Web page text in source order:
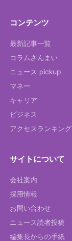
コンテンツ
最新記事一覧
コラムざんまい
ニュース pickup
マネー
キャリア
ビジネス
アクセスランキング
サイトについて
会社案内
採用情報
お問い合わせ
ニュース読者投稿
編集長からの手紙